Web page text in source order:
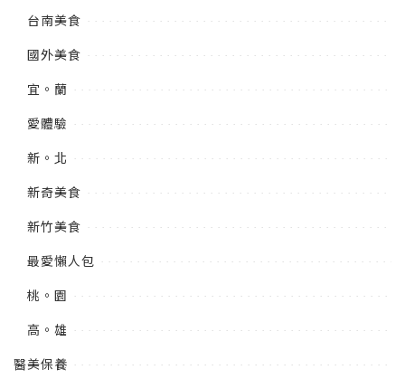
台南美食
國外美食
宜。蘭
愛體驗
新。北
新奇美食
新竹美食
最愛懶人包
桃。園
高。雄
醫美保養